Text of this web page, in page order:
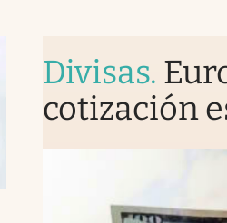
Divisas.
cotización